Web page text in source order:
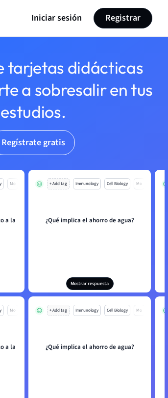
Iniciar sesión Registrar
tarjetas didácticas
a sobresalir en tus
estudios.
Regístrate gratis
Mo
a la
+ Add tag Immunology Cell Biology Mo
¿Qué implica el ahorro de agua?
Mostrar respuesta
Mo
a la
+ Add tag Immunology Cell Biology Mo
¿Qué implica el ahorro de agua?